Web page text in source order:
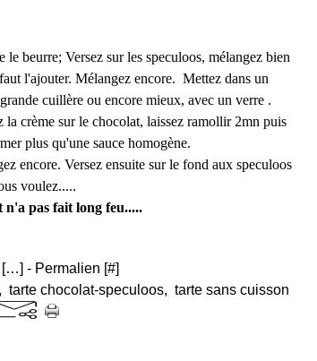
beurre; Versez sur les speculoos, mélangez bien
l'ajouter. Mélangez encore. Mettez dans un
cuillère ou encore mieux, avec un verre .
crème sur le chocolat, laissez ramollir 2mn puis
plus qu'une sauce homogène.
encore. Versez ensuite sur le fond aux speculoos
voulez.....
n'a pas fait long feu.....
…] - Permalien [#]
tarte chocolat-speculoos, tarte sans cuisson